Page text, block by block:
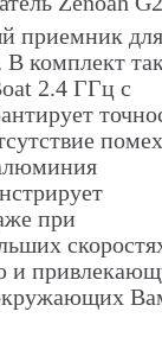
приемник для
В комплект
2.4 ГГц с
при
и